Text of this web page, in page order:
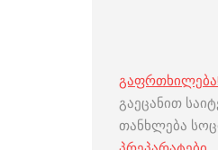
გაფრთხილება!
გაეცანით
თანხლება